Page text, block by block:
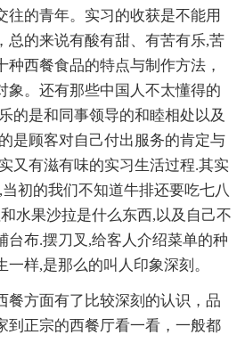
往的青年。实习的收获是不能用
总的来说有酸有甜、有苦有乐,苦
种西餐食品的特点与制作方法，
象。还有那些中国人不太懂得的
的是和同事领导的和睦相处以及
是顾客对自己付出服务的肯定与
又有滋有味的实习生活过程.其实
初的我们不知道牛排还要吃七八
水果沙拉是什么东西,以及自己不
台布.摆刀叉,给客人介绍菜单的种
样,是那么的叫人印象深刻。
方面有了比较深刻的认识，品
到正宗的西餐厅看一看，一般都